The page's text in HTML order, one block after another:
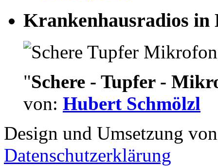
Krankenhausradios in
"Schere - Tupfer -
von: Hubert Schmölzl
Design und Umsetzung
Datenschutzerklärung